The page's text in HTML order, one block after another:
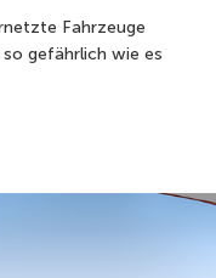
Fahrzeuge
gefährlich wie es